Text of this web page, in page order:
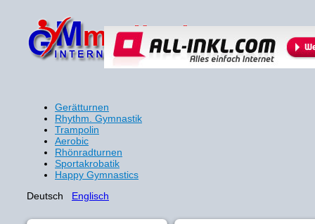
Gerätturnen
Rhythm. Gymnastik
Trampolin
Aerobic
Rhönradturnen
Sportakrobatik
Happy Gymnastics
Deutsch Englisch